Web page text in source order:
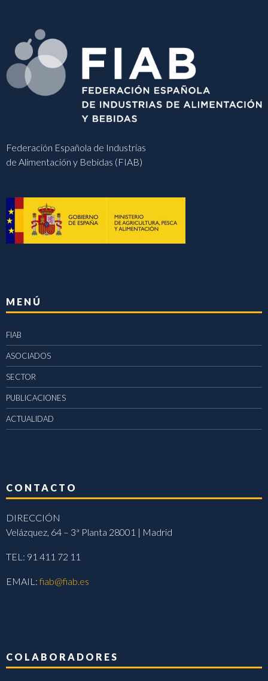
Federación Española de Industrias
de Alimentación y Bebidas (FIAB)
MENÚ
FIAB
ASOCIADOS
SECTOR
PUBLICACIONES
ACTUALIDAD
CONTACTO
DIRECCIÓN
Velázquez, 64 – 3ª Planta 28001 | Madrid
TEL: 91 411 72 11
EMAIL:fiab@fiab.es
COLABORADORES